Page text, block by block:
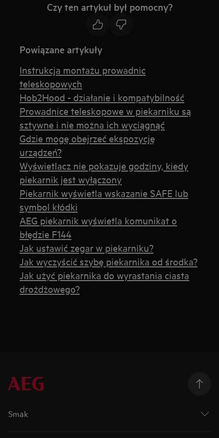
Czy ten artykuł był pomocny?
Powiązane artykuły
Instrukcja montażu prowadnic
teleskopowych
Hob2Hood - działanie i kompatybilność
Prowadnice teleskopowe w piekarniku są
sztywne i nie można ich wyciągnąć
Gdzie mogę obejrzeć ekspozycję
urządzeń?
Wyświetlacz nie pokazuje godziny, kiedy
piekarnik jest wyłączony
Piekarnik wyświetla wskazanie SAFE lub
symbol kłódki
AEG piekarnik wyświetla komunikat o
błędzie F144
Jak ustawić zegar w piekarniku?
Jak wyczyścić szybę piekarnika od środka?
Jak użyć piekarnika do wyrastania ciasta
drożdżowego?
Smak